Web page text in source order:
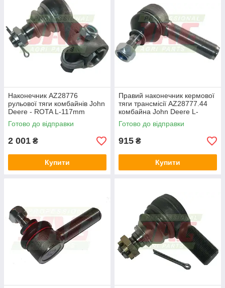
Наконечник AZ28776
рульової тяги комбайнів John
Deere - ROTA L-117mm
Готово до відправки
2 001 ₴
Купити
Правий наконечник кермової
тяги трансмісії AZ28777.44
комбайна John Deere L-
123mm
Готово до відправки
915 ₴
Купити